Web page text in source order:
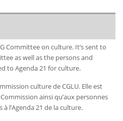
Committee on culture. It’s sent to
as well as the persons and
to Agenda 21 for culture.
culture de CGLU. Elle est
ainsi qu’aux personnes
l’Agenda 21 de la culture.